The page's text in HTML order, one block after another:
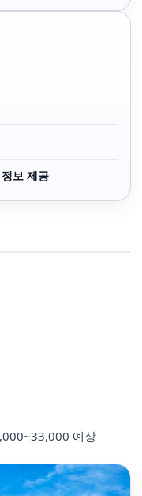
보 제공
예상